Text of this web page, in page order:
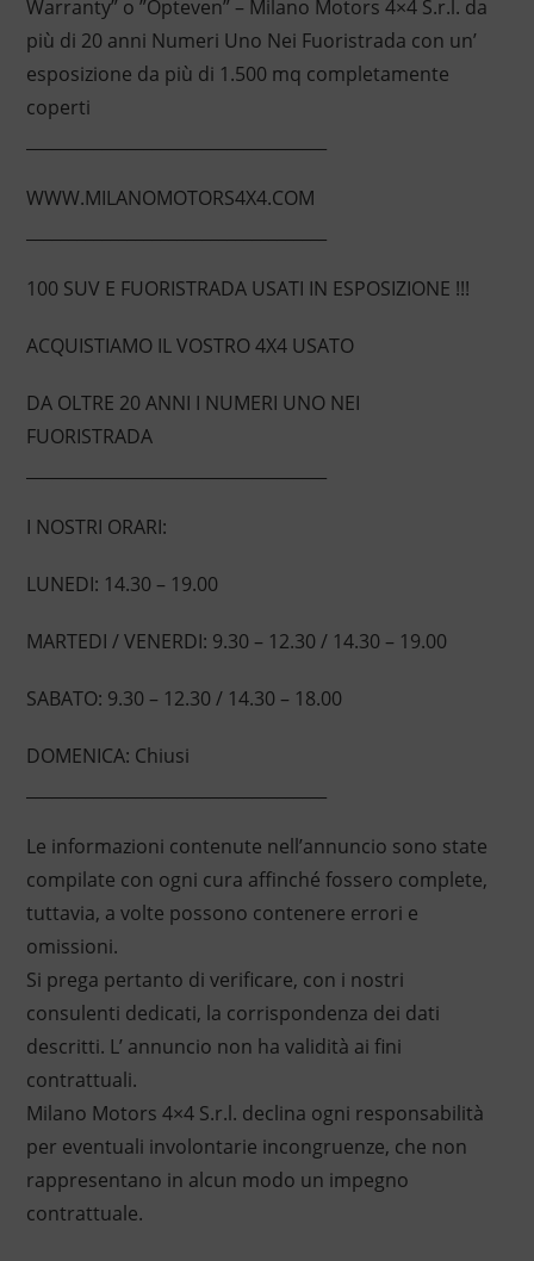
Warranty” o ”Opteven” – Milano Motors 4×4 S.r.l. da
più di 20 anni Numeri Uno Nei Fuoristrada con un’
esposizione da più di 1.500 mq completamente
coperti
WWW.MILANOMOTORS4X4.COM
100 SUV E FUORISTRADA USATI IN ESPOSIZIONE !!!
ACQUISTIAMO IL VOSTRO 4X4 USATO
DA OLTRE 20 ANNI I NUMERI UNO NEI
FUORISTRADA
I NOSTRI ORARI:
LUNEDI: 14.30 – 19.00
MARTEDI / VENERDI: 9.30 – 12.30 / 14.30 – 19.00
SABATO: 9.30 – 12.30 / 14.30 – 18.00
DOMENICA: Chiusi
Le informazioni contenute nell’annuncio sono state
compilate con ogni cura affinché fossero complete,
tuttavia, a volte possono contenere errori e
omissioni.
Si prega pertanto di verificare, con i nostri
consulenti dedicati, la corrispondenza dei dati
descritti. L’ annuncio non ha validità ai fini
contrattuali.
Milano Motors 4×4 S.r.l. declina ogni responsabilità
per eventuali involontarie incongruenze, che non
rappresentano in alcun modo un impegno
contrattuale.